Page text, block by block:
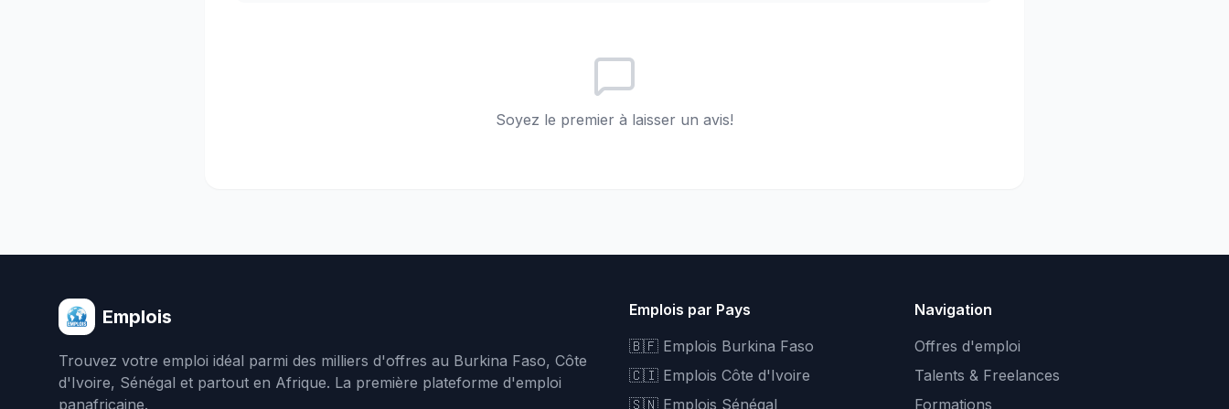
Soyez le premier à laisser un avis!
Emplois
Trouvez votre emploi idéal parmi des milliers d'offres au Burkina Faso, Côte
d'Ivoire, Sénégal et partout en Afrique. La première plateforme d'emploi
panafricaine.
Emplois par Pays
🇧🇫 Emplois Burkina Faso
🇨🇮 Emplois Côte d'Ivoire
🇸🇳 Emplois Sénégal
Navigation
Offres d'emploi
Talents & Freelances
Formations